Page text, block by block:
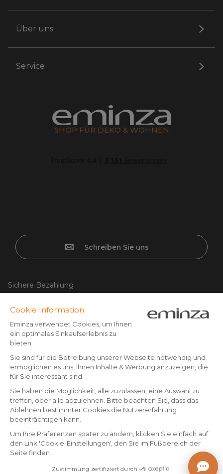
Über uns
Service
SHOP FÜR DEKO & WOHNEN
Schreiben Sie uns
Sichere Bezahlung
Kreditkarte, PayPal, Banküberweisung (Vorkasse) ab CHF
Folgen Sie uns auf:
ESPAÑA
* Sie haben 30 Tage Zeit (nach Erhalt oder Abholung der Ware),